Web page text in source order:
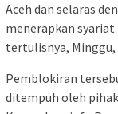
Aceh dan selaras
menerapkan
tertulisnya, Minggu,
Pemblokiran
ditempuh oleh